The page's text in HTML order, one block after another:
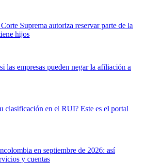
Suprema autoriza reservar parte de la
hijos
las empresas pueden negar la afiliación a
clasificación en el RUI? Este es el portal
en septiembre de 2026: así
y cuentas